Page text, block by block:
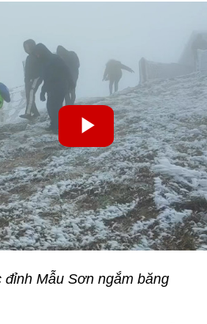
Mẫu Sơn ngắm băng